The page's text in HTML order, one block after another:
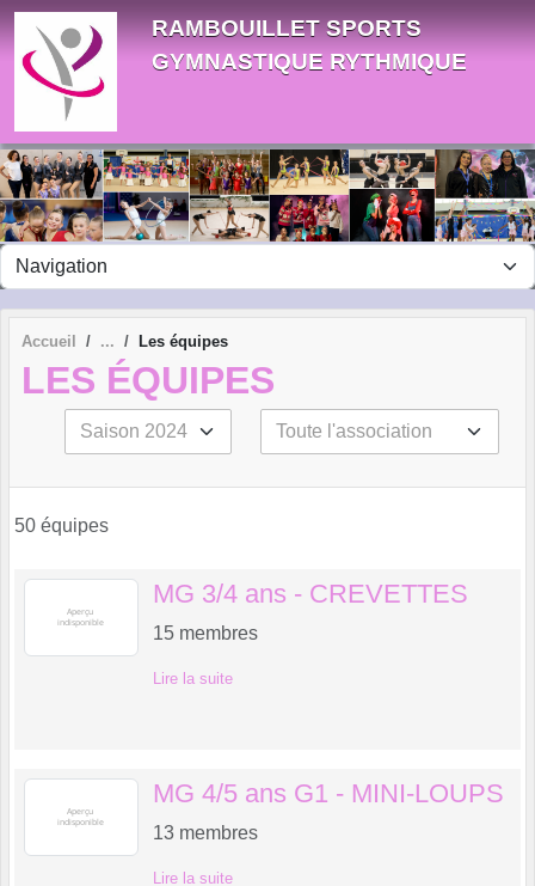
RAMBOUILLET SPORTS
GYMNASTIQUE RYTHMIQUE
Accueil Les équipes
LES ÉQUIPES
50 équipes
MG 3/4 ans - CREVETTES
15 membres
Lire la suite
MG 4/5 ans G1 - MINI-LOUPS
13 membres
Lire la suite
Panneau de gestion des cookies